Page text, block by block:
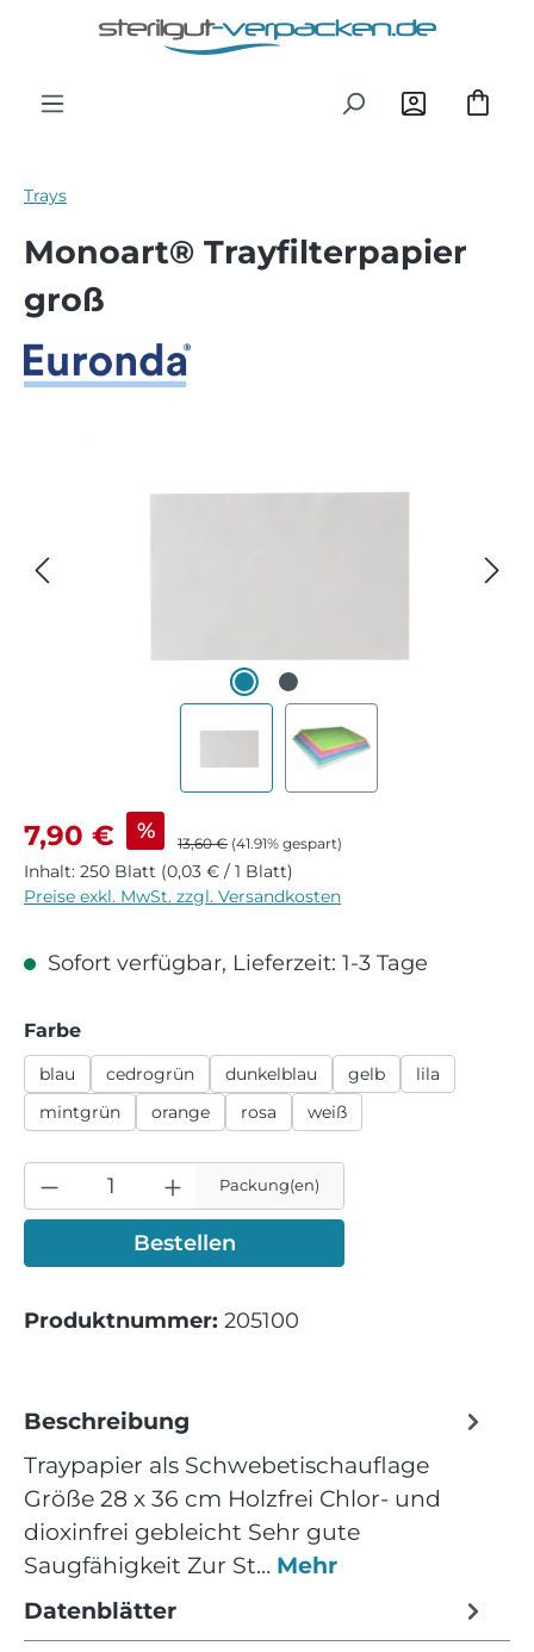
Zum Hauptinhalt springen
Trays
Monoart® Trayfilterpapier
groß
Verkaufspreis:
7,90 € % Regulärer Preis:
13,60 € (41.91% gespart)
Inhalt: 250 Blatt (0,03 € / 1 Blatt)
Preise exkl. MwSt. zzgl. Versandkosten
Sofort verfügbar, Lieferzeit: 1-3 Tage
Farbeauswählen
blau cedrogrün dunkelblau gelb
lila
mintgrün
orange rosa weiß
Packung(en)
Bestellen
Produktnummer: 205100
Beschreibung
Traypapier als Schwebetischauflage
Größe 28 x 36 cm Holzfrei Chlor- und
dioxinfrei gebleicht Sehr gute
Saugfähigkeit Zur St… Mehr
Datenblätter